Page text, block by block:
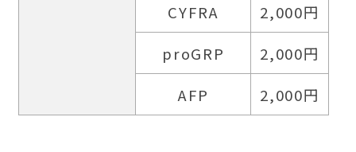
CYFRA
2,000円
proGRP
2,000円
AFP
2,000円